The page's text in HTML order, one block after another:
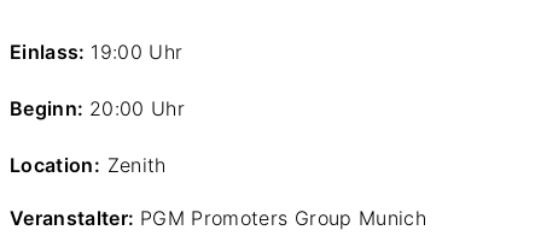
Einlass: 19:00 Uhr
Beginn: 20:00 Uhr
Location: Zenith
Veranstalter: PGM Promoters Group Munich